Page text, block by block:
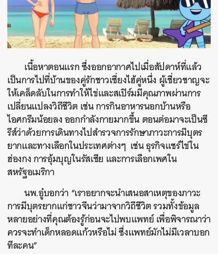
เนื้อหาตอนแรก ซึ่งออกอากาศไปเมื่อสัปดาห์ที่แล้ว
เป็นการไปที่บ้านของคู่รักชาวเซี่ยงไฮ้คู่หนึ่ง ผู้เชี่ยวชาญจะ
ให้เคล็ดลับในการทำให้ไข่และสเปิร์มมีคุณภาพผ่านการ
เปลี่ยนแปลงวิถีชีวิต เช่น การกินอาหารนอกบ้านหรือ
ไอศกรีมน้อยลง ออกกำลังกายมากขึ้น ตอนต่อมาจะเป็นซี
รีส์ว่าด้วยการเดินทางไปสำรวจการรักษาภาวะการมีบุตร
ยากและทางเลือกในประเทศต่างๆ เช่น ธุรกิจแชร์ไข่ใน
ฮ่องกง การอุ้มบุญในรัสเซีย และการเลือกเพศใน
สหรัฐอเมริกา
นพ.อู๋บอกว่า “เราอยากจะนำเสนอสาเหตุของภาวะ
การมีบุตรยากแก่ชาวจีนว่ามาจากวิถีชีวิต รวมทั้งข้อมูล
หลายอย่างที่คุณต้องรู้ก่อนจะไปพบแพทย์ เพื่อพิจารณาว่า
ควรจะทำเด็กหลอดแก้วหรือไม่ ซึ่งแพทย์มักไม่มีเวลาบอก
ทีละคน”
ค้นหา
SHARE